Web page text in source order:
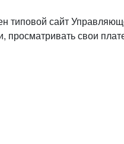
типовой сайт
свои